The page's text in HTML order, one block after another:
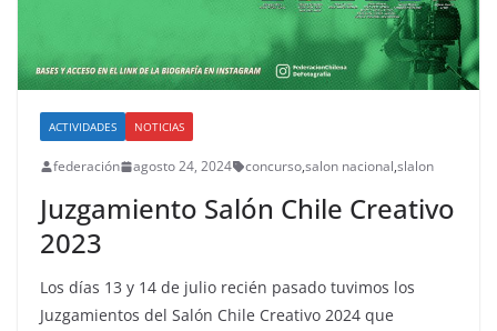
ACTIVIDADES NOTICIAS
federación agosto 24, 2024 concurso,salon nacional,slalon
Juzgamiento Salón Chile Creativo
2023
Los días 13 y 14 de julio recién pasado tuvimos los
Juzgamientos del Salón Chile Creativo 2024 que